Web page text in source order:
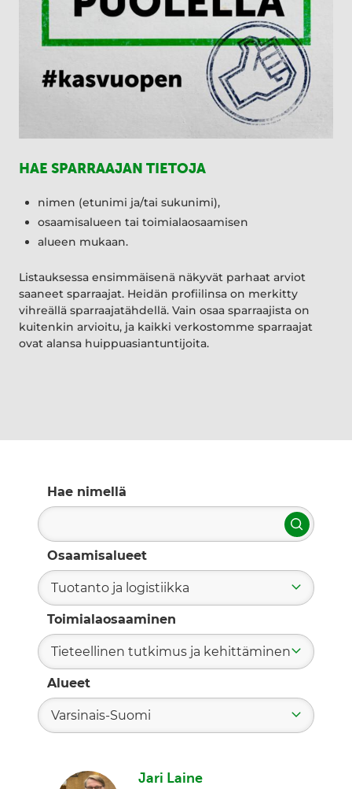
HAE SPARRAAJAN TIETOJA
nimen (etunimi ja/tai sukunimi),
osaamisalueen tai toimialaosaamisen
alueen mukaan.
Listauksessa ensimmäisenä näkyvät parhaat arviot
saaneet sparraajat. Heidän profiilinsa on merkitty
vihreällä sparraajatähdellä. Vain osaa sparraajista on
kuitenkin arvioitu, ja kaikki verkostomme sparraajat
ovat alansa huippuasiantuntijoita.
Hae nimellä
Hae
Osaamisalueet
Tuotanto ja logistiikka
Toimialaosaaminen
Tieteellinen tutkimus ja kehittäminen
Alueet
Varsinais-Suomi
Jari Laine